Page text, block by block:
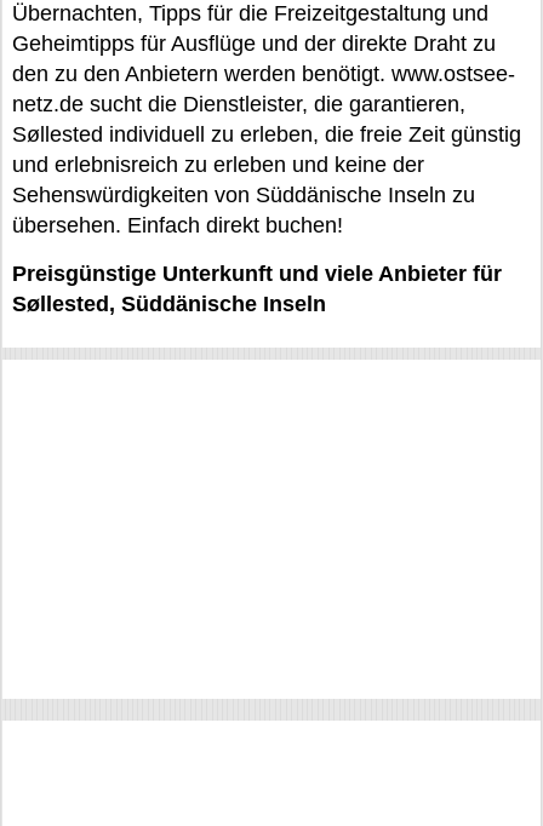
Übernachten, Tipps für die Freizeitgestaltung und
Geheimtipps für Ausflüge und der direkte Draht zu
den zu den Anbietern werden benötigt. www.ostsee-
netz.de sucht die Dienstleister, die garantieren,
Søllested individuell zu erleben, die freie Zeit günstig
und erlebnisreich zu erleben und keine der
Sehenswürdigkeiten von Süddänische Inseln zu
übersehen. Einfach direkt buchen!
Preisgünstige Unterkunft und viele Anbieter für
Søllested, Süddänische Inseln